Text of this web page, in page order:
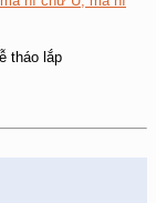
tháo lắp